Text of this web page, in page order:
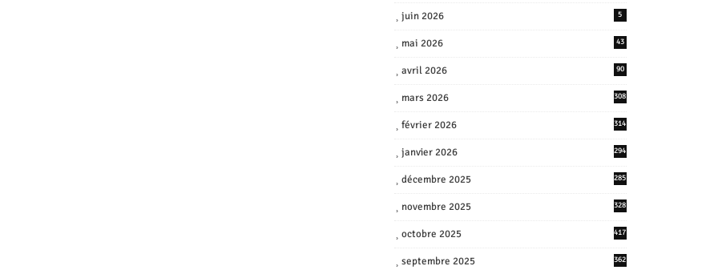
juin 2026 5
mai 2026 43
avril 2026 90
mars 2026 308
février 2026 314
janvier 2026 294
décembre 2025 285
novembre 2025 328
octobre 2025 417
septembre 2025 362